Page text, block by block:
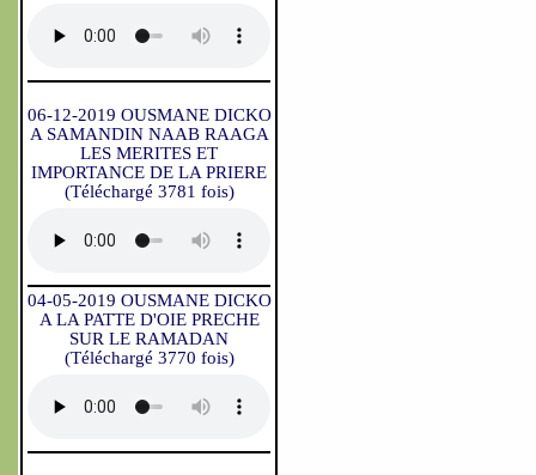
06-12-2019 OUSMANE DICKO
A SAMANDIN NAAB RAAGA
LES MERITES ET
IMPORTANCE DE LA PRIERE
(Téléchargé 3781 fois)
04-05-2019 OUSMANE DICKO
A LA PATTE D'OIE PRECHE
SUR LE RAMADAN
(Téléchargé 3770 fois)